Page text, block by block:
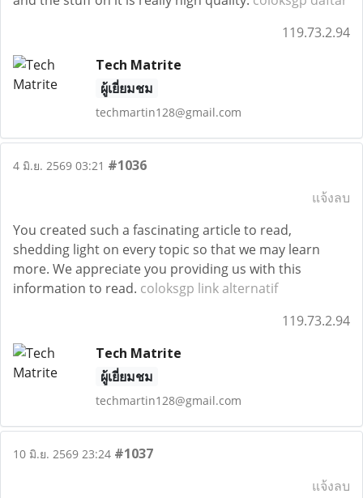
119.73.2.94
Tech Matrite
ผู้เยี่ยมชม
techmartin128@gmail.com
4 มิ.ย. 2569 03:21 #1036
แจ้งลบ
You created such a fascinating article to read,
shedding light on every topic so that we may learn
more. We appreciate you providing us with this
information to read. coloksgp link alternatif
119.73.2.94
Tech Matrite
ผู้เยี่ยมชม
techmartin128@gmail.com
10 มิ.ย. 2569 23:24 #1037
แจ้งลบ